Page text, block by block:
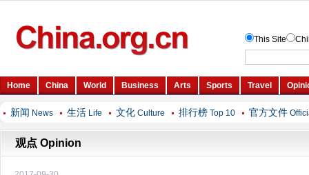
新闻 News 生活 Life 文化 Culture 排行榜 Top 10 官方文件
观点 Opinion